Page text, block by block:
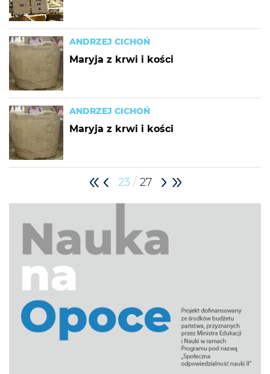
ANDRZEJ CICHOŃ
Maryja z krwi i kości
ANDRZEJ CICHOŃ
Maryja z krwi i kości
23 / 27